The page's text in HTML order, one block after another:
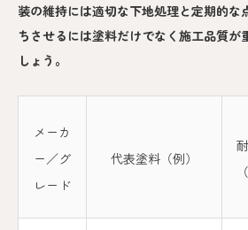
装の維持には適切な下地処理と定期的な
ちさせるには塗料だけでなく施工品質が
しょう。
メーカ
ー／グ
レード
代表塗料（例）